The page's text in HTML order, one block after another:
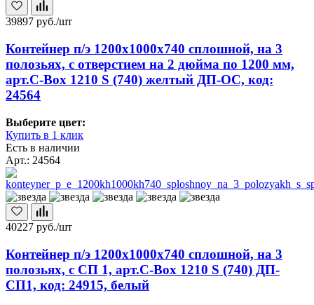
39897 руб./шт
Контейнер п/э 1200х1000х740 сплошной, на 3
полозьях, с отверстием на 2 дюйма по 1200 мм,
арт.C-Box 1210 S (740) желтый ДП-ОС, код:
24564
Выберите цвет:
Купить в 1 клик
Есть в наличии
Арт.: 24564
40227 руб./шт
Контейнер п/э 1200х1000х740 сплошной, на 3
полозьях, с СП 1, арт.C-Box 1210 S (740) ДП-
СП1, код: 24915, белый